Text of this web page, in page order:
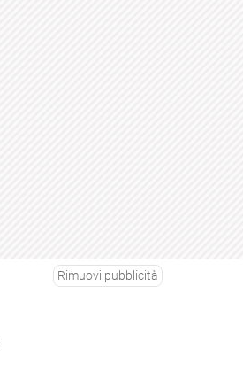
Rimuovi pubblicità